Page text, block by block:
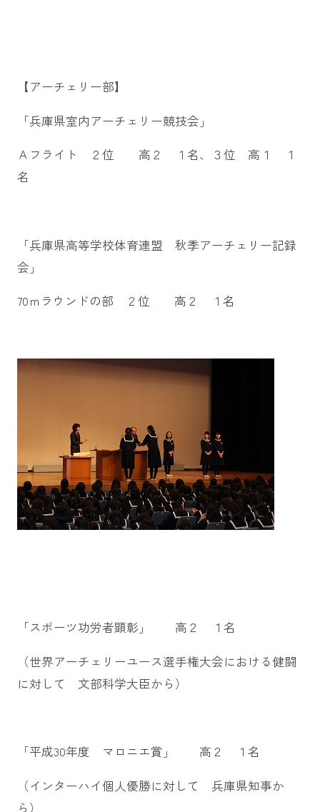
【アーチェリー部】
「兵庫県室内アーチェリー競技会」
Ａフライト ２位 高２ １名、３位 高１ １
名
「兵庫県高等学校体育連盟 秋季アーチェリー記録
会」
70ｍラウンドの部 ２位 高２ １名
「スポーツ功労者顕彰」 高２ １名
（世界アーチェリーユース選手権大会における健闘
に対して 文部科学大臣から）
「平成30年度 マロニエ賞」 高２ １名
（インターハイ個人優勝に対して 兵庫県知事か
ら）